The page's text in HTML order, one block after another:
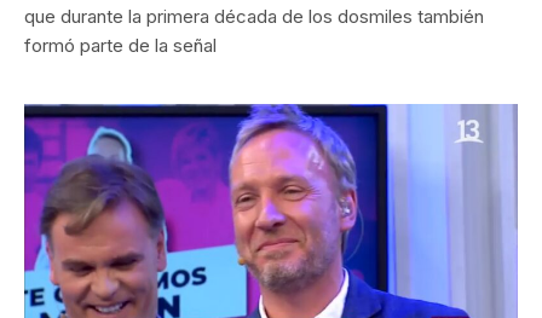
que durante la primera década de los dosmiles también
formó parte de la señal